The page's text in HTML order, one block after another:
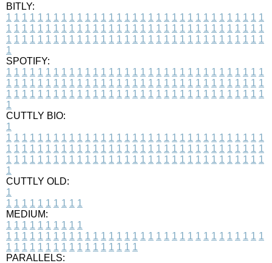
BITLY:
1 1 1 1 1 1 1 1 1 1 1 1 1 1 1 1 1 1 1 1 1 1 1 1 1 1 1 1 1 1 1 1 1
1 1 1 1 1 1 1 1 1 1 1 1 1 1 1 1 1 1 1 1 1 1 1 1 1 1 1 1 1 1 1 1 1
1 1 1 1 1 1 1 1 1 1 1 1 1 1 1 1 1 1 1 1 1 1 1 1 1 1 1 1 1 1 1 1 1
1
SPOTIFY:
1 1 1 1 1 1 1 1 1 1 1 1 1 1 1 1 1 1 1 1 1 1 1 1 1 1 1 1 1 1 1 1 1
1 1 1 1 1 1 1 1 1 1 1 1 1 1 1 1 1 1 1 1 1 1 1 1 1 1 1 1 1 1 1 1 1
1 1 1 1 1 1 1 1 1 1 1 1 1 1 1 1 1 1 1 1 1 1 1 1 1 1 1 1 1 1 1 1 1
1
CUTTLY BIO:
1
1 1 1 1 1 1 1 1 1 1 1 1 1 1 1 1 1 1 1 1 1 1 1 1 1 1 1 1 1 1 1 1 1
1 1 1 1 1 1 1 1 1 1 1 1 1 1 1 1 1 1 1 1 1 1 1 1 1 1 1 1 1 1 1 1 1
1 1 1 1 1 1 1 1 1 1 1 1 1 1 1 1 1 1 1 1 1 1 1 1 1 1 1 1 1 1 1 1 1
1
CUTTLY OLD:
1
1 1 1 1 1 1 1 1 1 1
MEDIUM:
1 1 1 1 1 1 1 1 1 1
1 1 1 1 1 1 1 1 1 1 1 1 1 1 1 1 1 1 1 1 1 1 1 1 1 1 1 1 1 1 1 1 1
1 1 1 1 1 1 1 1 1 1 1 1 1 1 1 1 1
PARALLELS: